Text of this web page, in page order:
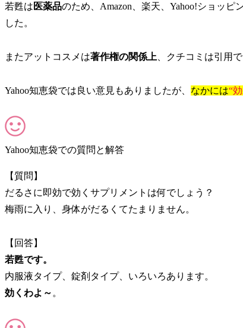
若甦は 医薬品のため、Amazon、楽天、Yahoo!ショッピ
した。
またアットコスメは著作権の関係上 、クチコミは引用
Yahoo知恵袋では良い意見もありましたが、 なかには“
Yahoo知恵袋での質問と解答
【質問】
だるさに即効で効くサプリメントは何でしょう？
梅雨に入り、身体がだるくてたまりません。
【回答】
若甦です。
内服液タイプ、錠剤タイプ、いろいろあります。
効くわよ～ 。